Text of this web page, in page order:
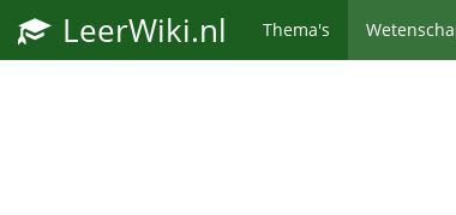
LeerWiki.nl Thema's